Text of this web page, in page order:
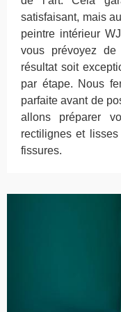
satisfaisant, mais
peintre intérieur
vous prévoyez
résultat soit
par étape. Nous
parfaite avant de
allons préparer
rectilignes et lisses
fissures.